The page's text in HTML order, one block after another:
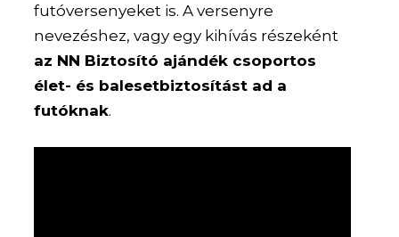
futóversenyeket is. A versenyre
nevezéshez, vagy egy kihívás részeként
az NN Biztosító ajándék csoportos
élet- és balesetbiztosítást ad a
futóknak.